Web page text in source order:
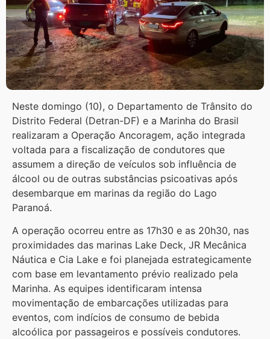
Neste domingo (10), o Departamento de Trânsito do
Distrito Federal (Detran-DF) e a Marinha do Brasil
realizaram a Operação Ancoragem, ação integrada
voltada para a fiscalização de condutores que
assumem a direção de veículos sob influência de
álcool ou de outras substâncias psicoativas após
desembarque em marinas da região do Lago
Paranoá.
A operação ocorreu entre as 17h30 e as 20h30, nas
proximidades das marinas Lake Deck, JR Mecânica
Náutica e Cia Lake e foi planejada estrategicamente
com base em levantamento prévio realizado pela
Marinha. As equipes identificaram intensa
movimentação de embarcações utilizadas para
eventos, com indícios de consumo de bebida
alcoólica por passageiros e possíveis condutores.